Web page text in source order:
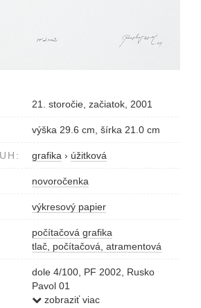
21. storočie, začiatok, 2001
výška 29.6 cm, šírka 21.0 cm
grafika › úžitková
novoročenka
výkresový papier
počítačová grafika
tlač, počítačová, atramentová
dole 4/100, PF 2002, Rusko
Pavol 01
ceruzou
zobraziť viac